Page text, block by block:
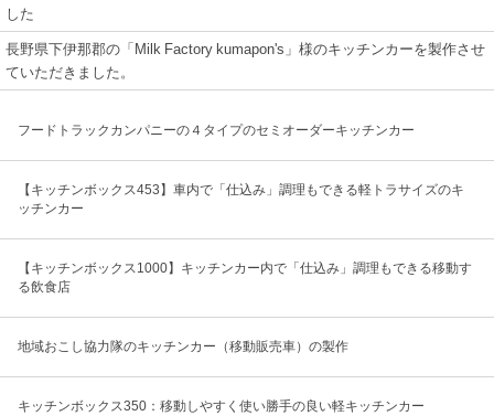
した
長野県下伊那郡の「Milk Factory kumapon's」様のキッチンカーを製作させ
ていただきました。
フードトラックカンパニーの４タイプのセミオーダーキッチンカー
【キッチンボックス453】車内で「仕込み」調理もできる軽トラサイズのキ
ッチンカー
【キッチンボックス1000】キッチンカー内で「仕込み」調理もできる移動す
る飲食店
地域おこし協力隊のキッチンカー（移動販売車）の製作
キッチンボックス350：移動しやすく使い勝手の良い軽キッチンカー